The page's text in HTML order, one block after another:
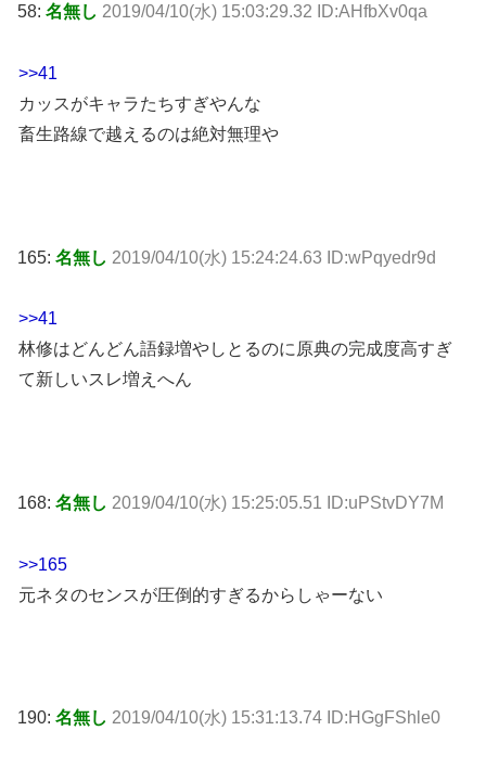
58: 名無し 2019/04/10(水) 15:03:29.32 ID:AHfbXv0qa
>>41
カッスがキャラたちすぎやんな
畜生路線で越えるのは絶対無理や
165: 名無し 2019/04/10(水) 15:24:24.63 ID:wPqyedr9d
>>41
林修はどんどん語録増やしとるのに原典の完成度高すぎ
て新しいスレ増えへん
168: 名無し 2019/04/10(水) 15:25:05.51 ID:uPStvDY7M
>>165
元ネタのセンスが圧倒的すぎるからしゃーない
190: 名無し 2019/04/10(水) 15:31:13.74 ID:HGgFShle0